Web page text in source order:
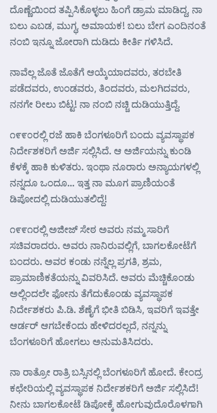
ದೊಣ್ಣೆಯಿಂದ ತಪ್ಪಿಸಿಕೊಳ್ಳಲು ಹಿಂಗೆ ಡ್ರಾಮ ಮಾಡಿದ್ದ, ನಾ
ಬಲು ಎಬಡ, ಮುಗ್ಧ, ಅಮಾಯಕ! ಬಲು ಬೇಗ ಎಂದಿನಂತೆ
ನಂಬಿ ಇನ್ನೂ ಜೋರಾಗಿ ದುಡಿದು ಕೀರ್ತಿ ಗಳಿಸಿದೆ.
ನಾವೆಲ್ಲ ಜೊತೆ ಜೊತೆಗೆ ಆಯ್ಕೆಯಾದವರು, ತರಬೇತಿ
ಪಡೆದವರು, ಉಂಡವರು, ತಿಂದವರು, ಮಲಗಿದವರು,
ನನಗೇ ರೀಲು ಬಿಟ್ಟ! ನಾ ನಂಬಿ ನಚ್ಚಿ ದುಡಿಯುತ್ತಿದ್ದೆ.
೧೯೯೦ರಲ್ಲಿ ರಜೆ ಹಾಕಿ ಬೆಂಗಳೂರಿಗೆ ಬಂದು ವ್ಯವಸ್ಥಾಪಕ
ನಿರ್ದೇಶಕರಿಗೆ ಅರ್ಜಿ ಸಲ್ಲಿಸಿದೆ. ಆ ಅರ್ಜಿಯನ್ನು ಕುಂಡಿ
ಕೆಳಕ್ಕೆ ಹಾಕಿ ಕುಳಿತರು. ಇಂಥಾ ನೂರಾರು ಅನ್ಯಾಯಗಳಲ್ಲಿ
ನನ್ನದೂ ಒಂದೂ… ಇತ್ತ ನಾ ಮೂಗ ಪ್ರಾಣಿಯಂತೆ
ಡಿಪೋದಲ್ಲಿ ದುಡಿಯುತಲಿದ್ದೆ!
೧೯೯೧ರಲ್ಲಿ ಅಜೀಜ್‌ ಸೇಠ ಅವರು ನಮ್ಮ ಸಾರಿಗೆ
ಸಚಿವರಾದರು. ಅವರು ನಾನಿರುವಲ್ಲಿಗೆ, ಬಾಗಲಕೋಟೆಗೆ
ಬಂದರು. ಅವರ ಕಂಡು ನನ್ನೆಲ್ಲ ಪ್ರಗತಿ, ಶ್ರಮ,
ಪ್ರಾಮಾಣಿಕತೆಯನ್ನು ವಿವರಿಸಿದೆ. ಅವರು ಮೆಚ್ಚಿಕೊಂಡು
ಅಲ್ಲಿಂದಲೇ ಫೋನು ತೆಗೆದುಕೊಂಡು ವ್ಯವಸ್ಥಾಪಕ
ನಿರ್ದೇಶಕರು ಪಿ.ಡಿ. ಶೆಣೈಗೆ ಭೀತಿ ಬಿಡಿಸಿ, ಇವರಿಗೆ ಇವತ್ತೇ
ಆರ್ಡರ್ ಆಗಬೇಕೆಂದು ಹೇಳಿದರಲ್ಲದೆ, ನನ್ನನ್ನು
ಬೆಂಗಳೂರಿಗೆ ಹೋಗಲು ಅನುಮತಿಸಿದರು.
ನಾ ರಾತ್ರೋ ರಾತ್ರಿ ಬಸ್ಸಿನಲ್ಲಿ ಬೆಂಗಳೂರಿಗೆ ಹೋದೆ. ಕೇಂದ್ರ
ಕಛೇರಿಯಲ್ಲಿ ವ್ಯವಸ್ಥಾಪಕ ನಿರ್ದೇಶಕರಿಗೆ ಅರ್ಜಿ ಸಲ್ಲಿಸಿದೆ!
ನೀನು ಬಾಗಲಕೋಟೆ ಡಿಪೋಕ್ಕೆ ಹೋಗುವುದೊರೊಳಗಾಗಿ